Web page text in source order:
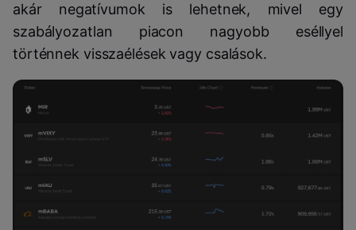
akár negatívumok is lehetnek, mivel egy
szabályozatlan piacon nagyobb eséllyel
történnek visszaélések vagy csalások.